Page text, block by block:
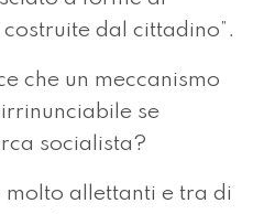
dal cittadino”.
che un meccanismo
se
socialista?
molto allettanti e tra di